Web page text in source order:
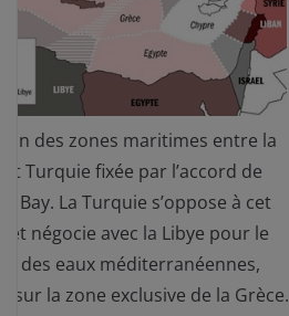
des zones maritimes entre la
Turquie fixée par l’accord de
Bay. La Turquie s’oppose à cet
et négocie avec la Libye pour le
des eaux méditerranéennes,
sur la zone exclusive de la Grèce.